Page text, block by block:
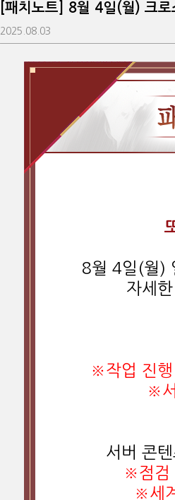
[패치노트] 8월 4일(월) 크
2025.08.03
8월 4일(월)
자세
※작업 진행
※
서버 콘
※점검
※세